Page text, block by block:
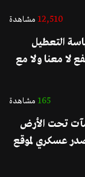
12,510 مشاهدة
التعطيل
لا معنا ولا مع
الحكومة
165 مشاهدة
تحت الأرض
عسكري لموقع